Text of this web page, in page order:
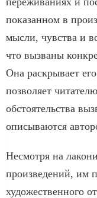
показанном в
мысли, чувства и
что вызваны
Она раскрывает
позволяет
обстоятельства
описываются
Несмотря на
произведений, им
художественного